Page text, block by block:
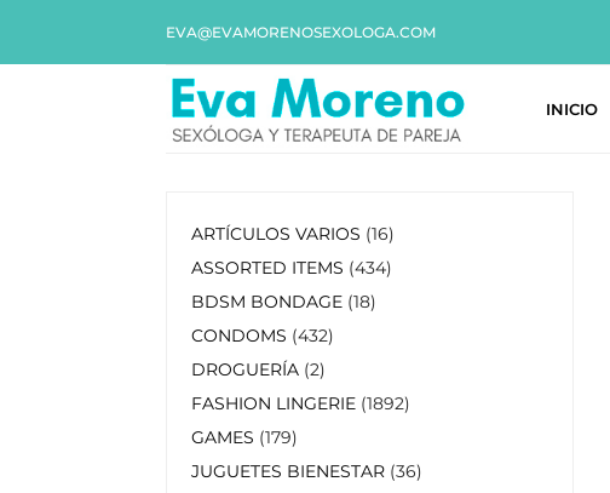
EVA@EVAMORENOSEXOLOGA.COM
INICIO
ARTÍCULOS VARIOS 16
ASSORTED ITEMS 434
BDSM BONDAGE 18
CONDOMS 432
DROGUERÍA 2
FASHION LINGERIE 1892
GAMES 179
JUGUETES BIENESTAR 36